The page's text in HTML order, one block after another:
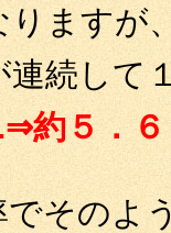
ますが
連続して
約５．
でそのよ